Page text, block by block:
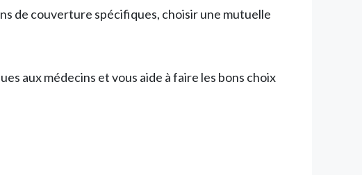
de couverture spécifiques, choisir une mutuelle
aux médecins et vous aide à faire les bons choix